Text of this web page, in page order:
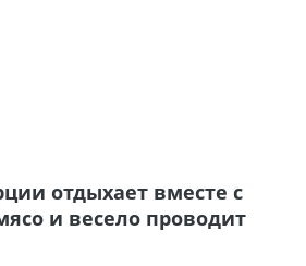
отдыхает вместе с
и весело проводит